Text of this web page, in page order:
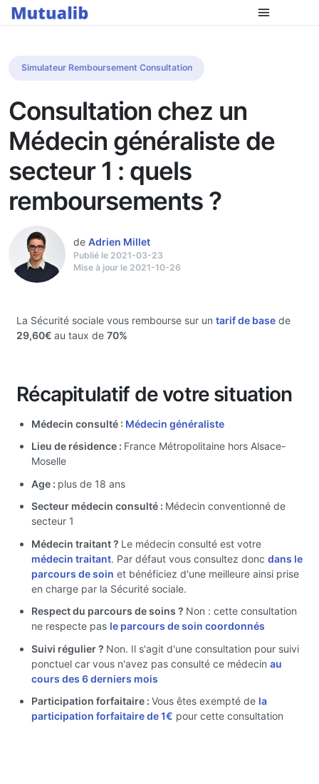
Simulateur Remboursement Consultation
Consultation chez un
Médecin généraliste de
secteur 1 : quels
remboursements ?
de Adrien Millet
Publié le 2021-03-23
Mise à jour le 2021-10-26
La Sécurité sociale vous rembourse sur un tarif de basede
29,60€ au taux de 70%
Récapitulatif de votre situation
Médecin consulté : Médecin généraliste
Lieu de résidence : France Métropolitaine hors Alsace-
Moselle
Age : plus de 18 ans
Secteur médecin consulté : Médecin conventionné de
secteur 1
Médecin traitant ? Le médecin consulté est votre
médecin traitant. Par défaut vous consultez donc dans le
parcours de soin et bénéficiez d'une meilleure ainsi prise
en charge par la Sécurité sociale.
Respect du parcours de soins ? Non : cette consultation
ne respecte pas le parcours de soin coordonnés
Suivi régulier ? Non. Il s'agit d'une consultation pour suivi
ponctuel car vous n'avez pas consulté ce médecin au
cours des 6 derniers mois
Participation forfaitaire : Vous êtes exempté de la
participation forfaitaire de 1€ pour cette consultation